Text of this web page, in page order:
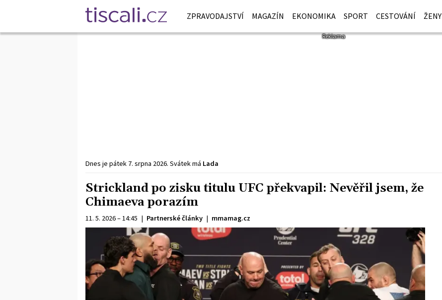
ZPRAVODAJSTVÍ MAGAZÍN EKONOMIKA SPORT CESTOVÁNÍ ŽENY
Dnes je pátek 7. srpna 2026. Svátek má Lada
Strickland po zisku titulu UFC překvapil: Nevěřil jsem, že
Chimaeva porazím
11. 5. 2026 – 14:45 | Partnerské články | mmamag.cz